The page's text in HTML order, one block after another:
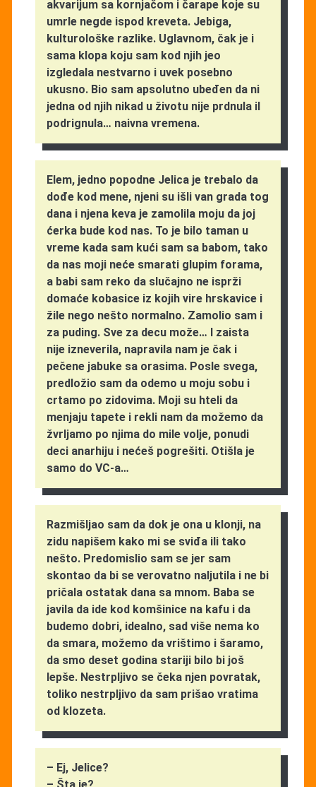
akvarijum sa kornjačom i čarape koje su
umrle negde ispod kreveta. Jebiga,
kulturološke razlike. Uglavnom, čak je i
sama klopa koju sam kod njih jeo
izgledala nestvarno i uvek posebno
ukusno. Bio sam apsolutno ubeđen da ni
jedna od njih nikad u životu nije prdnula il
podrignula… naivna vremena.
Elem, jedno popodne Jelica je trebalo da
dođe kod mene, njeni su išli van grada tog
dana i njena keva je zamolila moju da joj
ćerka bude kod nas. To je bilo taman u
vreme kada sam kući sam sa babom, tako
da nas moji neće smarati glupim forama,
a babi sam reko da slučajno ne isprži
domaće kobasice iz kojih vire hrskavice i
žile nego nešto normalno. Zamolio sam i
za puding. Sve za decu može… I zaista
nije izneverila, napravila nam je čak i
pečene jabuke sa orasima. Posle svega,
predložio sam da odemo u moju sobu i
crtamo po zidovima. Moji su hteli da
menjaju tapete i rekli nam da možemo da
žvrljamo po njima do mile volje, ponudi
deci anarhiju i nećeš pogrešiti. Otišla je
samo do VC-a…
Razmišljao sam da dok je ona u klonji, na
zidu napišem kako mi se sviđa ili tako
nešto. Predomislio sam se jer sam
skontao da bi se verovatno naljutila i ne bi
pričala ostatak dana sa mnom. Baba se
javila da ide kod komšinice na kafu i da
budemo dobri, idealno, sad više nema ko
da smara, možemo da vrištimo i šaramo,
da smo deset godina stariji bilo bi još
lepše. Nestrpljivo se čeka njen povratak,
toliko nestrpljivo da sam prišao vratima
od klozeta.
– Ej, Jelice?